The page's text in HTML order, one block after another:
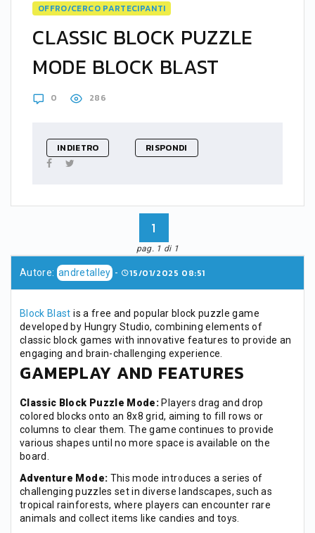
OFFRO/CERCO PARTECIPANTI
CLASSIC BLOCK PUZZLE
MODE BLOCK BLAST
0 286
INDIETRO RISPONDI
1
pag. 1 di 1
Autore: andretalley- 15/01/2025 08:51
Block Blast is a free and popular block puzzle game
developed by Hungry Studio, combining elements of
classic block games with innovative features to provide an
engaging and brain-challenging experience.
GAMEPLAY AND FEATURES
Classic Block Puzzle Mode: Players drag and drop
colored blocks onto an 8x8 grid, aiming to fill rows or
columns to clear them. The game continues to provide
various shapes until no more space is available on the
board.
Adventure Mode: This mode introduces a series of
challenging puzzles set in diverse landscapes, such as
tropical rainforests, where players can encounter rare
animals and collect items like candies and toys.